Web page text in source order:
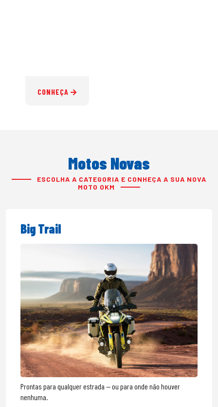
CONHEÇA
Motos Novas
ESCOLHA A CATEGORIA E CONHEÇA A SUA NOVA
MOTO 0KM
Big Trail
Prontas para qualquer estrada — ou para onde não houver
nenhuma.